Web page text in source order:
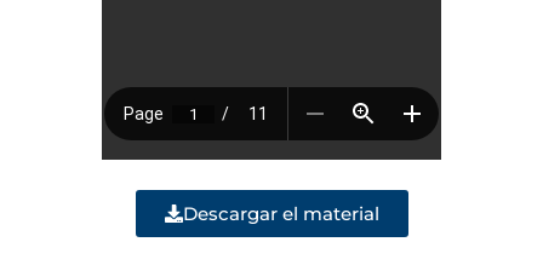
Descargar el material